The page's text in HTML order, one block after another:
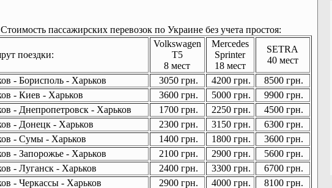
Стоимость пассажирских перевозок по Украине без учета простоя:
поездки:
Volkswagen
T5
8 мест
Mercedes
Sprinter
18 мест
SETRA
40 мест
- Борисполь - Харьков
3050 грн. 4200 грн.
8500 грн.
- Киев - Харьков
3600 грн. 5000 грн.
9900 грн.
- Днепропетровск - Харьков
1700 грн. 2250 грн.
4500 грн.
- Донецк - Харьков
2300 грн. 3150 грн.
6300 грн.
- Сумы - Харьков
1400 грн. 1800 грн.
3600 грн.
- Запорожье - Харьков
2100 грн. 2900 грн.
5600 грн.
- Луганск - Харьков
2400 грн. 3300 грн.
6700 грн.
- Черкассы - Харьков
2900 грн. 4000 грн.
8100 грн.